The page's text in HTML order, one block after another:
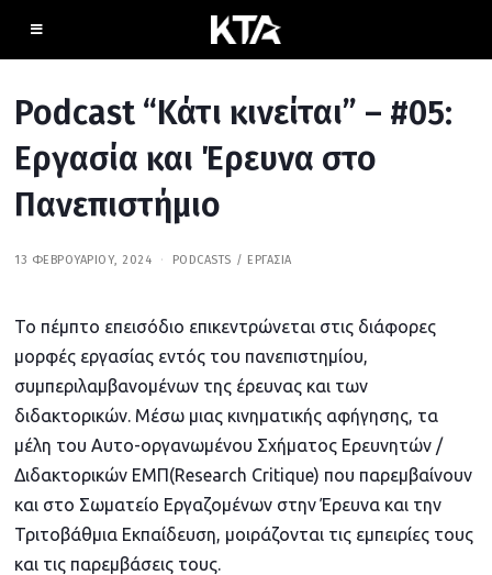
Podcast “Κάτι κινείται” – #05:
Εργασία και Έρευνα στο
Πανεπιστήμιο
13 ΦΕΒΡΟΥΑΡΊΟΥ, 2024
Μ
Ρ
Ο
Υ
,
2
0
2
PODCASTS / ΕΡΓΑΣΊΑ
Το πέμπτο επεισόδιο επικεντρώνεται στις διάφορες
μορφές εργασίας εντός του πανεπιστημίου,
συμπεριλαμβανομένων της έρευνας και των
διδακτορικών. Μέσω μιας κινηματικής αφήγησης, τα
μέλη του Αυτο-οργανωμένου Σχήματος Ερευνητών /
Διδακτορικών ΕΜΠ(Research Critique) που παρεμβαίνουν
και στο Σωματείο Εργαζομένων στην Έρευνα και την
Τριτοβάθμια Εκπαίδευση, μοιράζονται τις εμπειρίες τους
και τις παρεμβάσεις τους.